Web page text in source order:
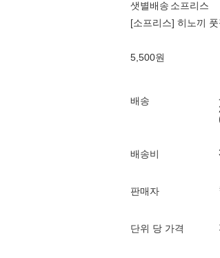
샛별배송 소프리스
[소프리스] 히노끼
5,500원
배송
배송비
판매자
단위 당 가격